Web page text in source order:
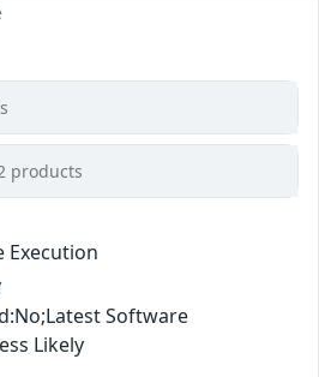
products
Execution
Software
Likely